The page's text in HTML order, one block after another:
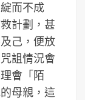
而不成
計劃，甚
己，便放
詛情況會
會「陌
母親，這